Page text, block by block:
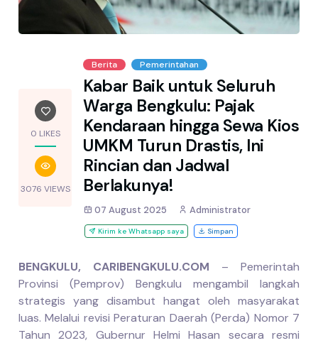
0 LIKES
3076 VIEWS
Berita Pemerintahan
Kabar Baik untuk Seluruh
Warga Bengkulu: Pajak
Kendaraan hingga Sewa Kios
UMKM Turun Drastis, Ini
Rincian dan Jadwal
Berlakunya!
07 August 2025 Administrator
Kirim ke Whatsapp saya Simpan
BENGKULU, CARIBENGKULU.COM – Pemerintah
Provinsi (Pemprov) Bengkulu mengambil langkah
strategis yang disambut hangat oleh masyarakat
luas. Melalui revisi Peraturan Daerah (Perda) Nomor 7
Tahun 2023, Gubernur Helmi Hasan secara resmi